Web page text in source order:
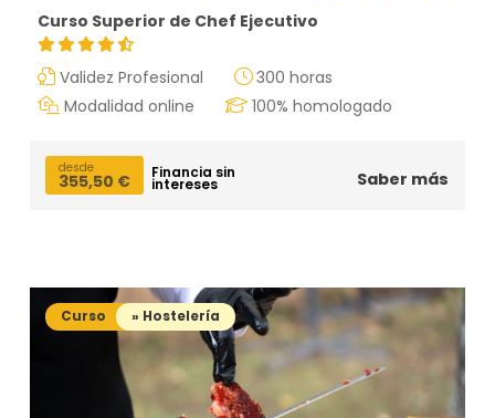
Curso Superior de Chef Ejecutivo
Validez Profesional
300 horas
Modalidad online
100% homologado
desde
355,50 € Financia sin
intereses Saber más
Curso » Hostelería